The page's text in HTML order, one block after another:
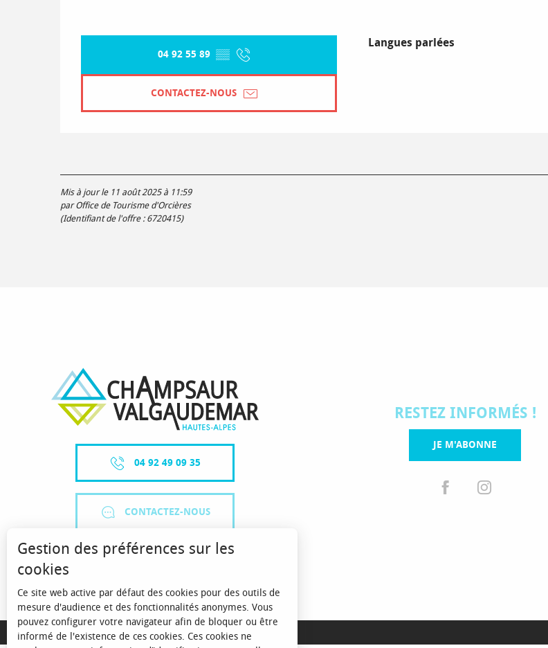
04 92 55 89 ▒▒
CONTACTEZ-NOUS
Langues parlées
Langues parlées
Mis à jour le 11 août 2025 à 11:59
par Office de Tourisme d'Orcières
(Identifiant de l'offre : 6720415)
04 92 49 09 35
CONTACTEZ-NOUS
RESTEZ INFORMÉS !
JE M'ABONNE
MENTIONS LÉGALES
Gestion des préférences sur les
cookies
Ce site web active par défaut des cookies pour des outils de
mesure d'audience et des fonctionnalités anonymes. Vous
pouvez configurer votre navigateur afin de bloquer ou être
informé de l'existence de ces cookies. Ces cookies ne